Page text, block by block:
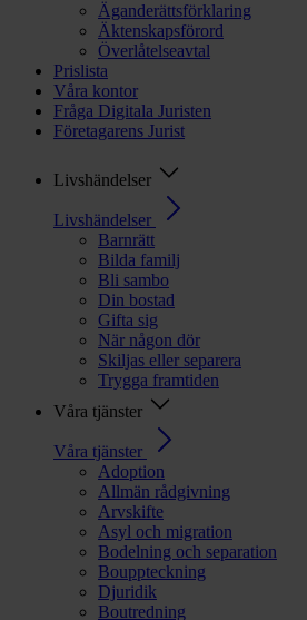
Äganderättsförklaring
Äktenskapsförord
Överlåtelseavtal
Prislista
Våra kontor
Fråga Digitala Juristen
Företagarens Jurist
Livshändelser
Livshändelser
Barnrätt
Bilda familj
Bli sambo
Din bostad
Gifta sig
När någon dör
Skiljas eller separera
Trygga framtiden
Våra tjänster
Våra tjänster
Adoption
Allmän rådgivning
Arvskifte
Asyl och migration
Bodelning och separation
Bouppteckning
Djuridik
Boutredning